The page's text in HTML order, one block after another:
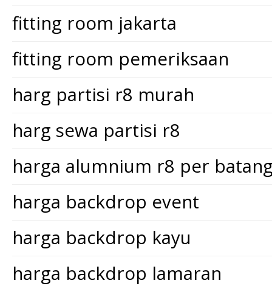
fitting room jakarta
fitting room pemeriksaan
harg partisi r8 murah
harg sewa partisi r8
harga alumnium r8 per
harga backdrop event
harga backdrop kayu
harga backdrop lamaran